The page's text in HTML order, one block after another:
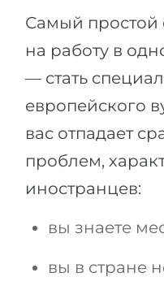
Самый простой
на работу в
— стать
европейского
вас отпадает
проблем,
иностранцев:
вы знаете
вы в стране